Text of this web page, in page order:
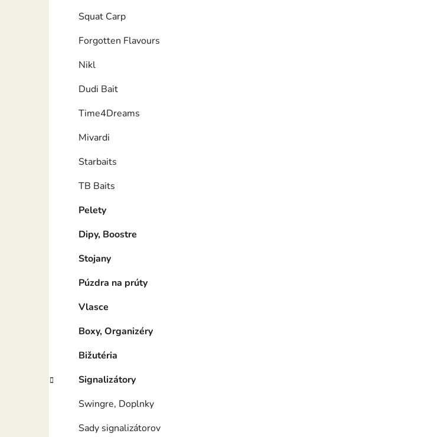
Squat Carp
Forgotten Flavours
Nikl
Dudi Bait
Time4Dreams
Mivardi
Starbaits
TB Baits
Pelety
Dipy, Boostre
Stojany
Púzdra na prúty
Vlasce
Boxy, Organizéry
Bižutéria
Signalizátory
Swingre, Doplnky
Sady signalizátorov